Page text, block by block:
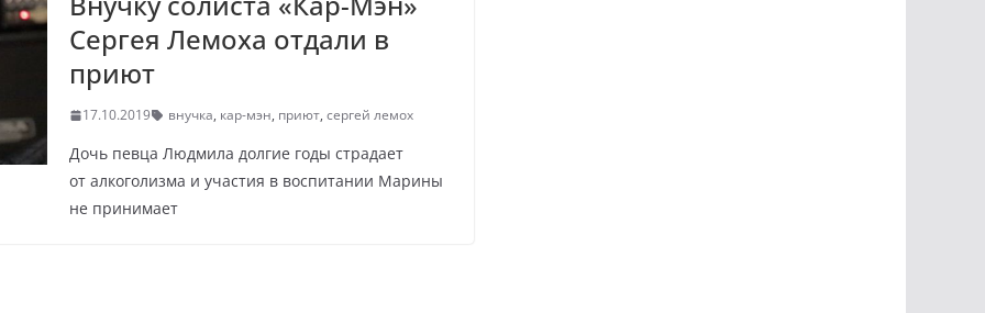
Сергея Лемоха отдали в
приют
17.10.2019 внучка, кар-мэн, приют, сергей лемох
Дочь певца Людмила долгие годы страдает
от алкоголизма и участия в воспитании Марины
не принимает